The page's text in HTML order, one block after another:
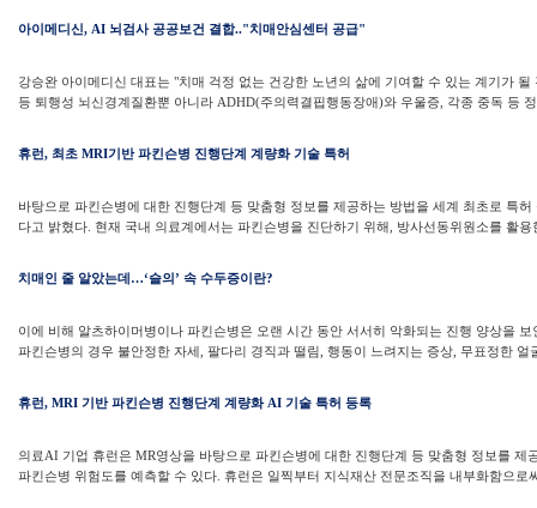
아이메디신, AI 뇌검사 공공보건 결합.."치매안심센터 공급"
강승완 아이메디신 대표는 "치매 걱정 없는 건강한 노년의 삶에 기여할 수 있는 계기가 될
등 퇴행성 뇌신경계질환뿐 아니라 ADHD(주의력결핍행동장애)와 우울증, 각종 중독 등
휴런, 최초 MRI기반 파킨슨병 진행단계 계량화 기술 특허
바탕으로 파킨슨병에 대한 진행단계 등 맞춤형 정보를 제공하는 방법을 세계 최초로 특
다고 밝혔다. 현재 국내 의료계에서는 파킨슨병을 진단하기 위해, 방사선동위원소를 활용
치매인 줄 알았는데…‘슬의’ 속 수두증이란?
이에 비해 알츠하이머병이나 파킨슨병은 오랜 시간 동안 서서히 악화되는 진행 양상을
파킨슨병의 경우 불안정한 자세, 팔다리 경직과 떨림, 행동이 느려지는 증상, 무표정한 얼
휴런, MRI 기반 파킨슨병 진행단계 계량화 AI 기술 특허 등록
의료AI 기업 휴런은 MR영상을 바탕으로 파킨슨병에 대한 진행단계 등 맞춤형 정보를 제
파킨슨병 위험도를 예측할 수 있다. 휴런은 일찍부터 지식재산 전문조직을 내부화함으로